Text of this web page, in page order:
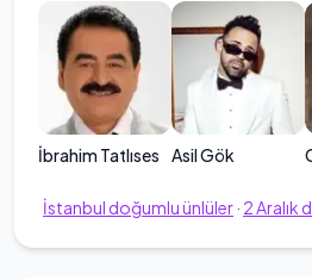
İbrahim Tatlıses Asil Gök
İstanbul doğumlu ünlüler· 2Aralık